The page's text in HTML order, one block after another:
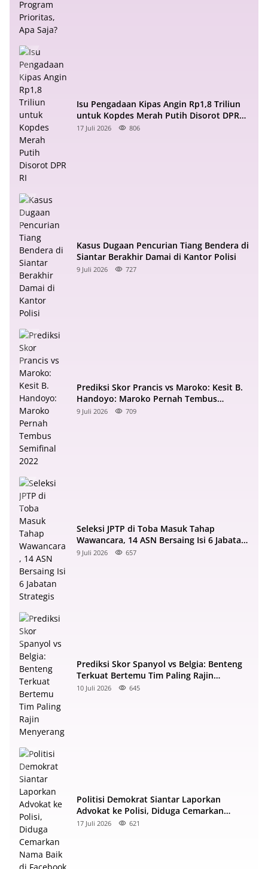
Isu Pengadaan Kipas Angin Rp1,8 Triliun
untuk Kopdes Merah Putih Disorot DPR
RI
17 Juli 2026 806
Kasus Dugaan Pencurian Tiang Bendera di
Siantar Berakhir Damai di Kantor Polisi
9 Juli 2026 727
Prediksi Skor Prancis vs Maroko: Kesit B.
Handoyo: Maroko Pernah Tembus
Semifinal 2022
9 Juli 2026 709
Seleksi JPTP di Toba Masuk Tahap
Wawancara, 14 ASN Bersaing Isi 6 Jabatan
Strategis
9 Juli 2026 657
Prediksi Skor Spanyol vs Belgia: Benteng
Terkuat Bertemu Tim Paling Rajin
Menyerang
10 Juli 2026 645
Politisi Demokrat Siantar Laporkan
Advokat ke Polisi, Diduga Cemarkan
Nama Baik di Facebook
17 Juli 2026 621